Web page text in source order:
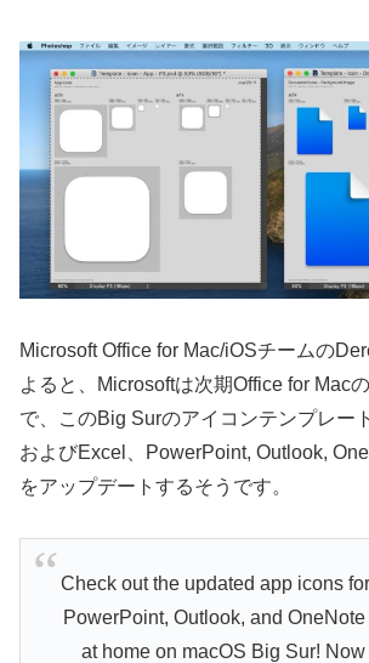
Microsoft Office for Mac/iOSチームの
よると、Microsoftは次期Office for Mac
で、このBig Surのアイコンテンプレー
およびExcel、PowerPoint, Outlook,
をアップデートするそうです。
Check out the updated app icons
PowerPoint, Outlook, and
at home on macOS Big Sur!